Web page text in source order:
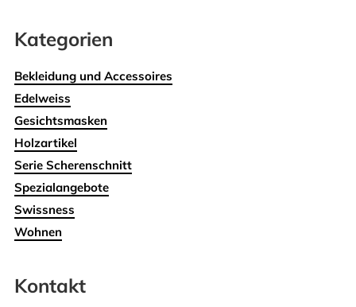
Kategorien
Bekleidung und Accessoires
Edelweiss
Gesichtsmasken
Holzartikel
Serie Scherenschnitt
Spezialangebote
Swissness
Wohnen
Kontakt